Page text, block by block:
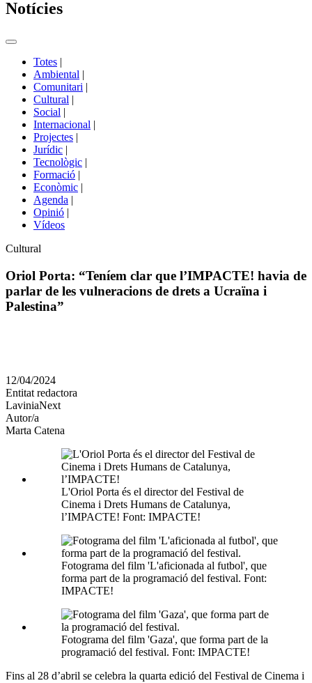
Notícies
Commutador
portals
Totes |
Ambiental |
Comunitari |
Cultural |
Social |
Internacional |
Projectes |
Jurídic |
Tecnològic |
Formació |
Econòmic |
Agenda |
Opinió |
Vídeos
Àmbit
la
notícia
Cultural
Oriol Porta: “Teníem clar que l’IMPACTE! havia de
parlar de les vulneracions de drets a Ucraïna i
Palestina”
en
altres
xarxes
socials
12/04/2024
Entitat redactora
LaviniaNext
Autor/a
Marta Catena
L'Oriol Porta és el director del Festival de
Cinema i Drets Humans de Catalunya,
l’IMPACTE! Font: IMPACTE!
Fotograma del film 'L'aficionada al futbol', que
forma part de la programació del festival. Font:
IMPACTE!
Fotograma del film 'Gaza', que forma part de la
programació del festival. Font: IMPACTE!
Fins al 28 d’abril se celebra la quarta edició del Festival de Cinema i